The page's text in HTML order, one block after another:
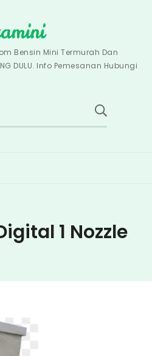
Bensin Mini Termurah Dan
DULU. Info Pemesanan Hubungi
1 Nozzle